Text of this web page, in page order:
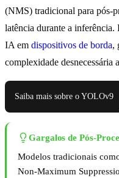
(NMS) tradicional para pós-
latência durante a inferência.
IA em dispositivos de borda,
complexidade desnecessária
Saiba mais sobre o YOLOv9
Gargalos de Pós-
Modelos tradicionais
Non-Maximum